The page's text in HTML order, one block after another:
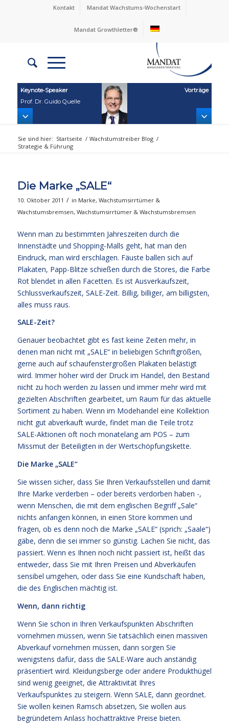
Kontakt Mandat Wachstums-Wochenstart
Mandat Growthletter®
Keynote‑Speaker
Prof. Dr. Guido Quelle
Vorträge
Sie sind hier: Startseite / Wachstumstreiber Blog /
Strategie & Führung
Die Marke „SALE“
10. Oktober 2011 / in Marke, Wachstumsirrtümer &
Wachstumsbremsen, Wachstumsirrtümer & Wachstumsbremsen
Wenn man zu bestimmten Jahreszeiten durch die
Innenstädte und Shopping-Malls geht, hat man den
Eindruck, man wird erschlagen. Fäuste ballen sich auf
Plakaten, Papp-Blitze schießen durch die Stores, die Farbe
Rot blendet in allen Facetten. Es ist Ausverkaufszeit,
Schlussverkaufszeit, SALE-Zeit. Billig, billiger, am billigsten,
alles muss raus.
SALE-Zeit?
Genauer beobachtet gibt es fast keine Zeiten mehr, in
denen man nicht mit „SALE“ in beliebigen Schriftgrößen,
gerne auch auf schaufenstergroßen Plakaten belästigt
wird. Immer höher wird der Druck im Handel, den Bestand
nicht zu hoch werden zu lassen und immer mehr wird mit
gezielten Abschriften gearbeitet, um Raum für das aktuelle
Sortiment zu haben. Wenn im Modehandel eine Kollektion
nicht gut abverkauft wurde, findet man die Teile trotz
SALE-Aktionen oft noch monatelang am POS – zum
Missmut der Beteiligten in der Wertschöpfungskette.
Die Marke „SALE“
Sie wissen sicher, dass Sie Ihren Verkaufsstellen und damit
Ihre Marke verderben – oder bereits verdorben haben -,
wenn Menschen, die mit dem englischen Begriff „Sale“
nichts anfangen können, in einen Store kommen und
fragen, ob es denn noch die Marke „SALE“ (sprich: „Saale“)
gäbe, denn die sei immer so günstig. Lachen Sie nicht, das
passiert. Wenn es Ihnen noch nicht passiert ist, heißt das
entweder, dass Sie mit Ihren Preisen und Abverkäufen
sensibel umgehen, oder dass Sie eine Kundschaft haben,
die des Englischen mächtig ist.
Wenn, dann richtig
Wenn Sie schon in Ihren Verkaufspunkten Abschriften
vornehmen müssen, wenn Sie tatsächlich einen massiven
Abverkauf vornehmen müssen, dann sorgen Sie
wenigstens dafür, dass die SALE-Ware auch anständig
präsentiert wird. Kleidungsberge oder andere Produkthügel
sind wenig geeignet, die Attraktivität Ihres
Verkaufspunktes zu steigern. Wenn SALE, dann geordnet.
Sie wollen keinen Ramsch absetzen, Sie wollen aus
begründetem Anlass hochattraktive Preise bieten.